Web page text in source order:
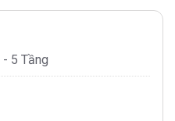
5 Tầng